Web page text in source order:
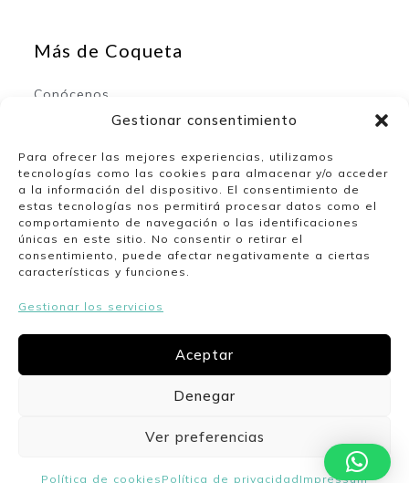
Gestionar consentimiento
Para ofrecer las mejores experiencias, utilizamos
tecnologías como las cookies para almacenar y/o acceder
a la información del dispositivo. El consentimiento de
estas tecnologías nos permitirá procesar datos como el
comportamiento de navegación o las identificaciones
únicas en este sitio. No consentir o retirar el
consentimiento, puede afectar negativamente a ciertas
características y funciones.
Gestionar los servicios
Aceptar
Denegar
Ver preferencias
Política de cookies Política de privacidad Impressum
Más de Coqueta
Conócenos
Mi espacio
Mi cuenta
Lista de deseos
Nuestro horario
Lunes a viernes de 10:00 a 13:30 y de 17:00 a
20:00. Sábados de 10:00 a 14:00.
Politica de privacidadEnvíos y devoluciones